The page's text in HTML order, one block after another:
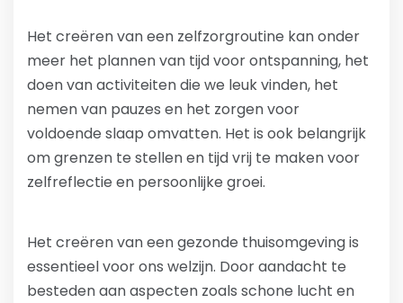
Het creëren van een zelfzorgroutine kan onder
meer het plannen van tijd voor ontspanning, het
doen van activiteiten die we leuk vinden, het
nemen van pauzes en het zorgen voor
voldoende slaap omvatten. Het is ook belangrijk
om grenzen te stellen en tijd vrij te maken voor
zelfreflectie en persoonlijke groei.
Het creëren van een gezonde thuisomgeving is
essentieel voor ons welzijn. Door aandacht te
besteden aan aspecten zoals schone lucht en